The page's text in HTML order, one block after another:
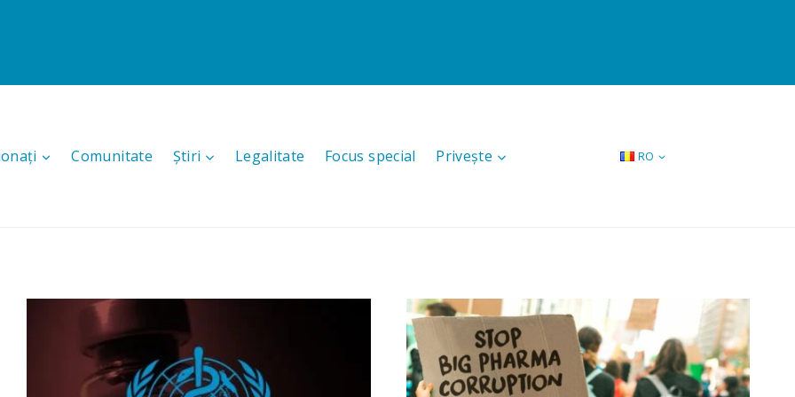
Comunitate Știri Legalitate Focus special Privește RO